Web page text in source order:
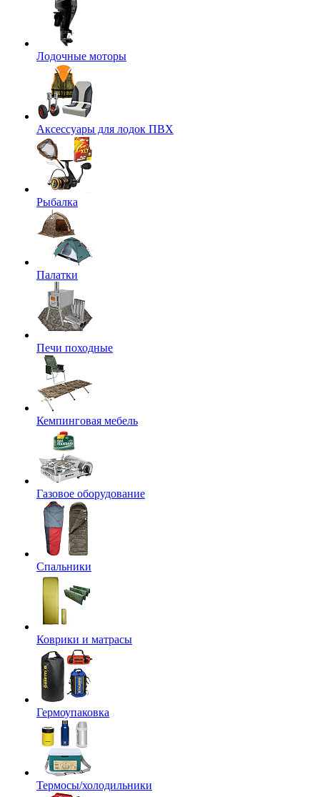
Лодочные моторы
Аксессуары для лодок ПВХ
Рыбалка
Палатки
Печи походные
Кемпинговая мебель
Газовое оборудование
Спальники
Коврики и матрасы
Гермоупаковка
Термосы/холодильники